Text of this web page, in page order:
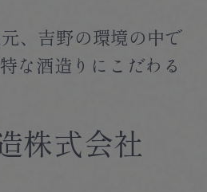
Privacy Policy
、吉野の環境の中で
な酒造りにこだわる
株式会社